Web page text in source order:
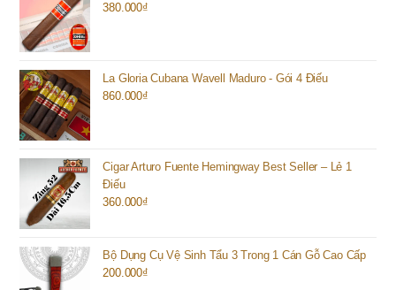
380.000₫
La Gloria Cubana Wavell Maduro - Gói 4 Điếu
860.000₫
Cigar Arturo Fuente Hemingway Best Seller – Lẻ 1
Điếu
360.000₫
Bộ Dụng Cụ Vệ Sinh Tẩu 3 Trong 1 Cán Gỗ Cao Cấp
200.000₫